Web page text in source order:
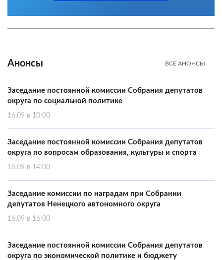
Анонсы ВСЕ АНОНСЫ
Заседание постоянной комиссии Собрания депутатов
округа по социальной политике
16.09 в 10:00
Заседание постоянной комиссии Собрания депутатов
округа по вопросам образования, культуры и спорта
16.09 в 14:00
Заседание комиссии по наградам при Собрании
депутатов Ненецкого автономного округа
16.09 в 16:00
Заседание постоянной комиссии Собрания депутатов
округа по экономической политике и бюджету